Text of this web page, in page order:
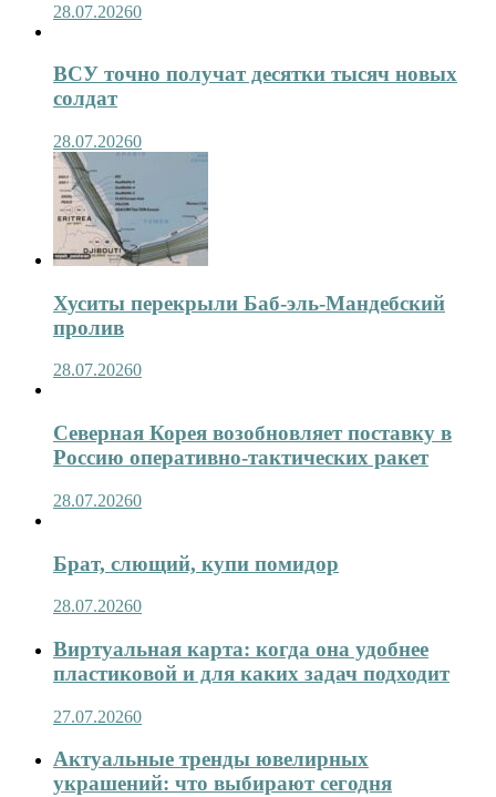
28.07.20260
ВСУ точно получат десятки тысяч новых
солдат
28.07.20260
Хуситы перекрыли Баб-эль-Мандебский
пролив
28.07.20260
Северная Корея возобновляет поставку в
Россию оперативно-тактических ракет
28.07.20260
Брат, слющий, купи помидор
28.07.20260
Виртуальная карта: когда она удобнее
пластиковой и для каких задач подходит
27.07.20260
Актуальные тренды ювелирных
украшений: что выбирают сегодня